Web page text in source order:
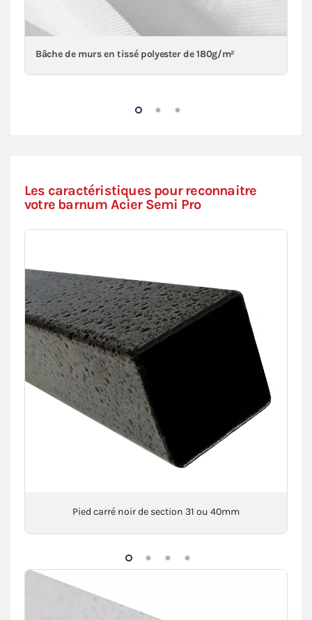
Bâche de murs en tissé polyester de 180g/m²
Les caractéristiques pour reconnaitre
votre barnum Acier Semi Pro
Pied carré noir de section 31 ou 40mm